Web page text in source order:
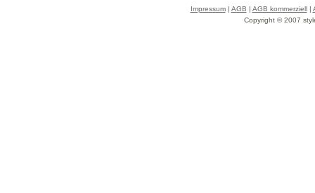
Impressum| AGB | AGB kommerziell|
Copyright © 2007